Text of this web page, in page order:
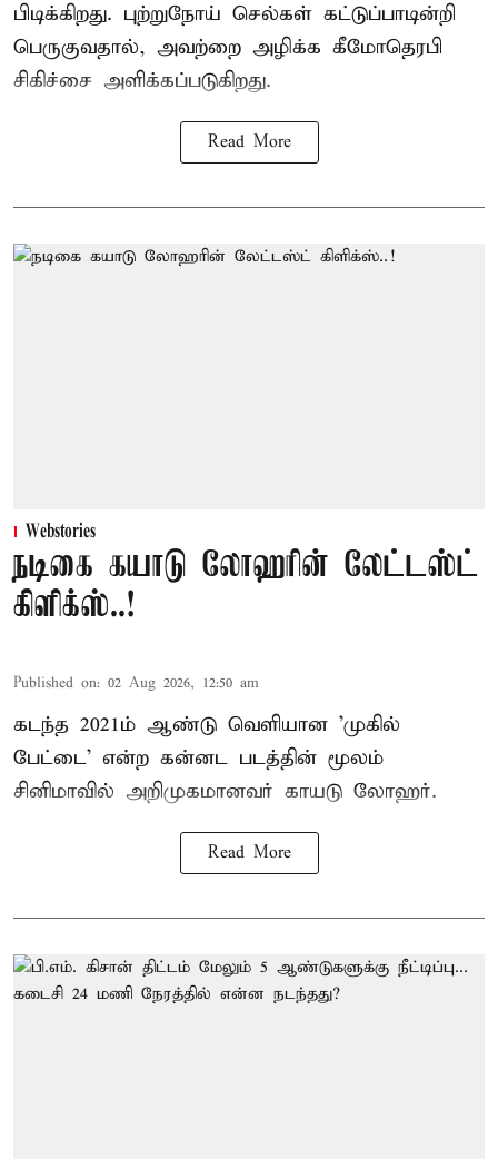
பிடிக்கிறது. புற்றுநோய் செல்கள் கட்டுப்பாடின்றி
பெருகுவதால், அவற்றை அழிக்க கீமோதெரபி
சிகிச்சை அளிக்கப்படுகிறது.
Read More
Webstories
நடிகை கயாடு லோஹரின் லேட்டஸ்ட்
கிளிக்ஸ்..!
Published on: 02 Aug 2026, 12:50 am
கடந்த 2021ம் ஆண்டு வெளியான 'முகில்
பேட்டை' என்ற கன்னட படத்தின் மூலம்
சினிமாவில் அறிமுகமானவர் காயடு லோஹர்.
Read More